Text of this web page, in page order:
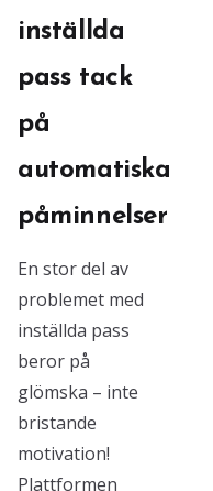
inställda
pass tack
på
automatiska
påminnelser
En stor del av
problemet med
inställda pass
beror på
glömska – inte
bristande
motivation!
Plattformen